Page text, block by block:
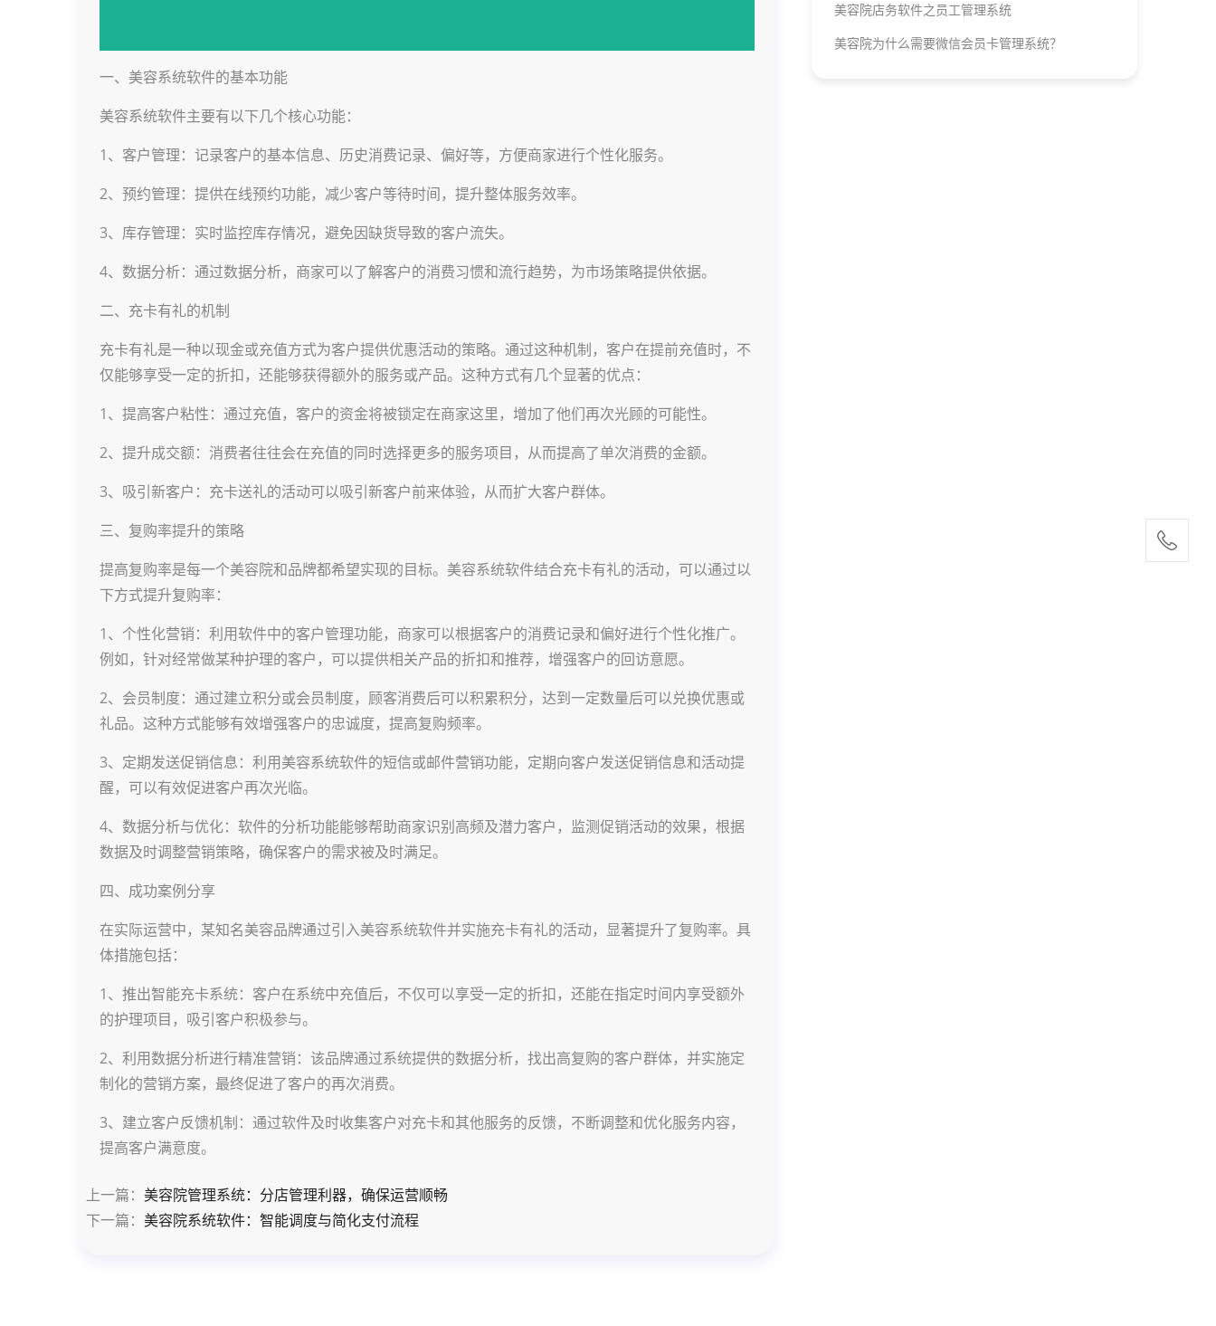
一、美容系统软件的基本功能
美容系统软件主要有以下几个核心功能：
1、客户管理：记录客户的基本信息、历史消费记录、偏好等，方便商家进行个性化服务。
2、预约管理：提供在线预约功能，减少客户等待时间，提升整体服务效率。
3、库存管理：实时监控库存情况，避免因缺货导致的客户流失。
4、数据分析：通过数据分析，商家可以了解客户的消费习惯和流行趋势，为市场策略提供依据。
二、充卡有礼的机制
充卡有礼是一种以现金或充值方式为客户提供优惠活动的策略。通过这种机制，客户在提前充值时，不
仅能够享受一定的折扣，还能够获得额外的服务或产品。这种方式有几个显著的优点：
1、提高客户粘性：通过充值，客户的资金将被锁定在商家这里，增加了他们再次光顾的可能性。
2、提升成交额：消费者往往会在充值的同时选择更多的服务项目，从而提高了单次消费的金额。
3、吸引新客户：充卡送礼的活动可以吸引新客户前来体验，从而扩大客户群体。
三、复购率提升的策略
提高复购率是每一个美容院和品牌都希望实现的目标。美容系统软件结合充卡有礼的活动，可以通过以
下方式提升复购率：
1、个性化营销：利用软件中的客户管理功能，商家可以根据客户的消费记录和偏好进行个性化推广。
例如，针对经常做某种护理的客户，可以提供相关产品的折扣和推荐，增强客户的回访意愿。
2、会员制度：通过建立积分或会员制度，顾客消费后可以积累积分，达到一定数量后可以兑换优惠或
礼品。这种方式能够有效增强客户的忠诚度，提高复购频率。
3、定期发送促销信息：利用美容系统软件的短信或邮件营销功能，定期向客户发送促销信息和活动提
醒，可以有效促进客户再次光临。
4、数据分析与优化：软件的分析功能能够帮助商家识别高频及潜力客户，监测促销活动的效果，根据
数据及时调整营销策略，确保客户的需求被及时满足。
四、成功案例分享
在实际运营中，某知名美容品牌通过引入美容系统软件并实施充卡有礼的活动，显著提升了复购率。具
体措施包括：
1、推出智能充卡系统：客户在系统中充值后，不仅可以享受一定的折扣，还能在指定时间内享受额外
的护理项目，吸引客户积极参与。
2、利用数据分析进行精准营销：该品牌通过系统提供的数据分析，找出高复购的客户群体，并实施定
制化的营销方案，最终促进了客户的再次消费。
3、建立客户反馈机制：通过软件及时收集客户对充卡和其他服务的反馈，不断调整和优化服务内容，
提高客户满意度。
上一篇： 美容院管理系统：分店管理利器，确保运营顺畅
下一篇： 美容院系统软件：智能调度与简化支付流程
美容院店务软件之员工管理系统
美容院为什么需要微信会员卡管理系统？